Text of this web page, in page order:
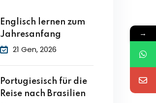
Englisch lernen zum
Jahresanfang
21 Gen, 2026
Portugiesisch für die
Reise nach Brasilien
→